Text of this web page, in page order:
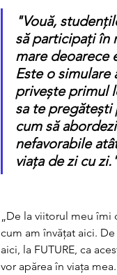
"Vouă,
să participați în
mare deoarece
Este o simulare
privește primul
sa te
cum să
nefavorabile
viața de zi cu
„De la viitorul meu îmi
cum am învățat aici.
aici, la FUTURE, ca
vor apărea în viața